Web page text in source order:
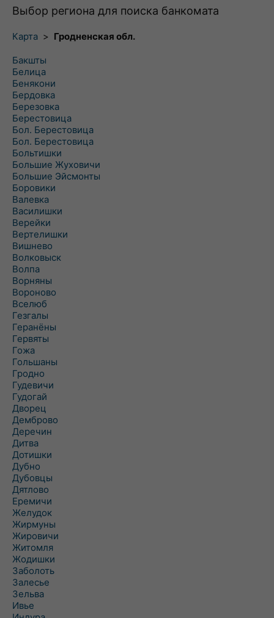
Выбор региона для поиска банкомата
Карта > Гродненская обл.
Бакшты
Белица
Бенякони
Бердовка
Березовка
Берестовица
Бол. Берестовица
Бол. Берестовица
Больтишки
Большие Жуховичи
Большие Эйсмонты
Боровики
Валевка
Василишки
Верейки
Вертелишки
Вишнево
Волковыск
Волпа
Ворняны
Вороново
Вселюб
Гезгалы
Геранёны
Гервяты
Гожа
Гольшаны
Гродно
Гудевичи
Гудогай
Дворец
Демброво
Деречин
Дитва
Дотишки
Дубно
Дубовцы
Дятлово
Еремичи
Желудок
Жирмуны
Жировичи
Житомля
Жодишки
Заболоть
Залесье
Зельва
Ивье